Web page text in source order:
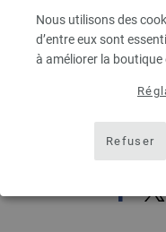
Nous utilisons des
d’entre eux sont
à améliorer la boutique
Refuser
114 m/200 g) : env. 400 g en
rouge (col. 7), lilas (col. 9),
de modèles, les instructions
gratuitement par courriel ou